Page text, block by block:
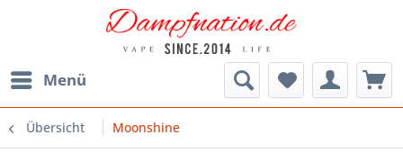
Menü
Übersicht Moonshine